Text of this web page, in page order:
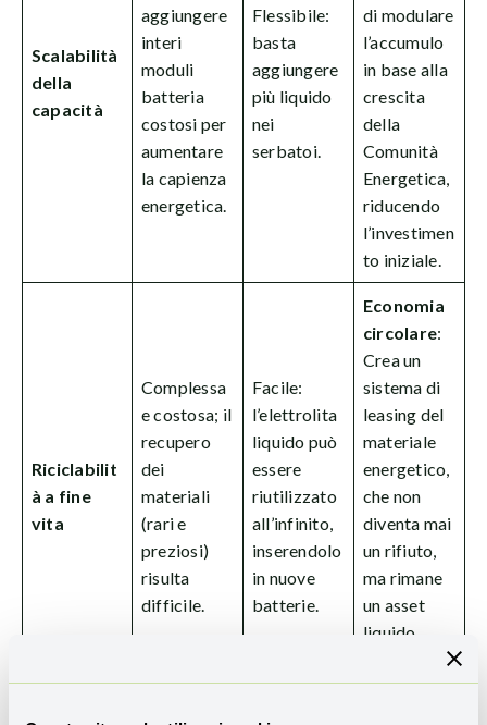
Scalabilità
della
capacità
aggiungere
interi
moduli
batteria
costosi per
aumentare
la capienza
energetica.
Flessibile:
basta
aggiungere
più liquido
nei
serbatoi.
di modulare
l’accumulo
in base alla
crescita
della
Comunità
Energetica,
riducendo
l’investimen
to iniziale.
Riciclabilit
à a fine
vita
Complessa
e costosa; il
recupero
dei
materiali
(rari e
preziosi)
risulta
difficile.
Facile:
l’elettrolita
liquido può
essere
riutilizzato
all’infinito,
inserendolo
in nuove
batterie.
Economia
circolare:
Crea un
sistema di
leasing del
materiale
energetico,
che non
diventa mai
un rifiuto,
ma rimane
un asset
liquido
riuso.